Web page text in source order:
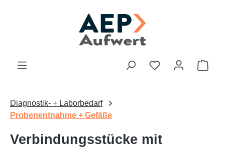
Du hast 0
Diagnostik- + Laborbedarf
Probenentnahme + Gefäße
Verbindungsstücke mit